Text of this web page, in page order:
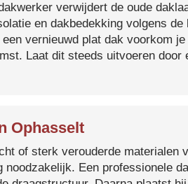
verwijdert de oude
en dakbedekking volgens de
vernieuwd plat dak voorkom
Laat dit steeds uitvoeren door
Ophasselt
of sterk verouderde materialen
Een professionele